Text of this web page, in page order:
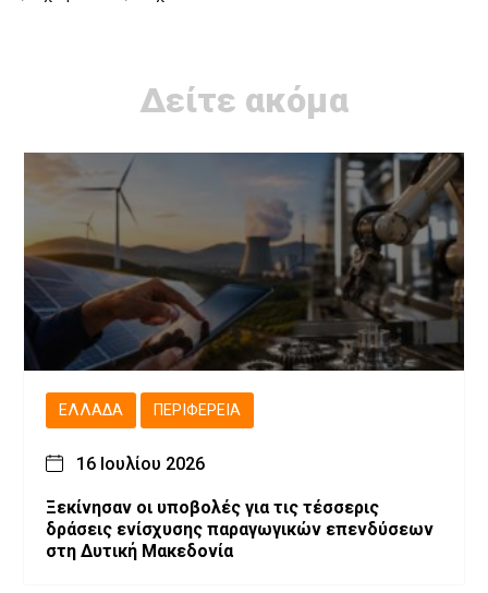
Δείτε ακόμα
ΕΛΛΆΔΑ ΠΕΡΙΦΈΡΕΙΑ
16 Ιουλίου 2026
Ξεκίνησαν οι υποβολές για τις τέσσερις
δράσεις ενίσχυσης παραγωγικών επενδύσεων
στη Δυτική Μακεδονία